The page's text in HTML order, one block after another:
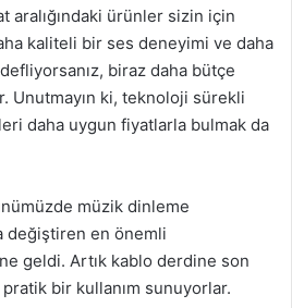
aralığındaki ürünler sizin için
kaliteli bir ses deneyimi ve daha
biraz daha bütçe
Unutmayın ki, teknoloji sürekli
daha uygun fiyatlarla bulmak da
müzik dinleme
değiştiren en önemli
geldi. Artık kablo derdine son
bir kullanım sunuyorlar.